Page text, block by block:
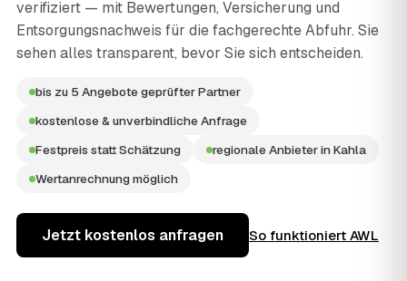
verifiziert — mit Bewertungen, Versicherung und
Entsorgungsnachweis für die fachgerechte Abfuhr. Sie
sehen alles transparent, bevor Sie sich entscheiden.
bis zu 5 Angebote geprüfter Partner
kostenlose & unverbindliche Anfrage
Festpreis statt Schätzung
regionale Anbieter in Kahla
Wertanrechnung möglich
Jetzt kostenlos anfragen So funktioniert AWL